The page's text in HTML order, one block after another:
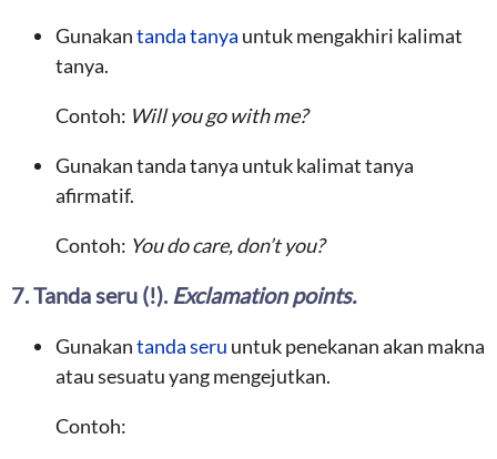
Gunakantanda tanya untuk mengakhiri kalimat
tanya.
Contoh: Will you go with me?
Gunakan tanda tanya untuk kalimat tanya
afirmatif.
Contoh: You do care, don’t you?
7. Tanda seru (!). Exclamation points.
Gunakantanda seru untuk penekanan akan makna
atau sesuatu yang mengejutkan.
Contoh: